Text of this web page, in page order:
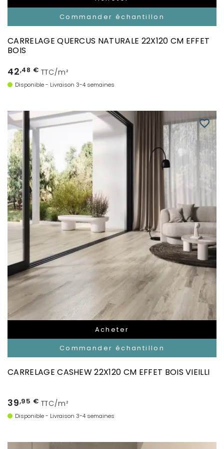
Commander échantillon
CARRELAGE QUERCUS NATURALE 22X120 CM EFFET
BOIS
42,48 € TTC/m²
Disponible - Livraison 3-4 semaines
Acheter
Commander échantillon
favorite_border
CARRELAGE CASHEW 22X120 CM EFFET BOIS VIEILLI
39,95 € TTC/m²
Disponible - Livraison 3-4 semaines